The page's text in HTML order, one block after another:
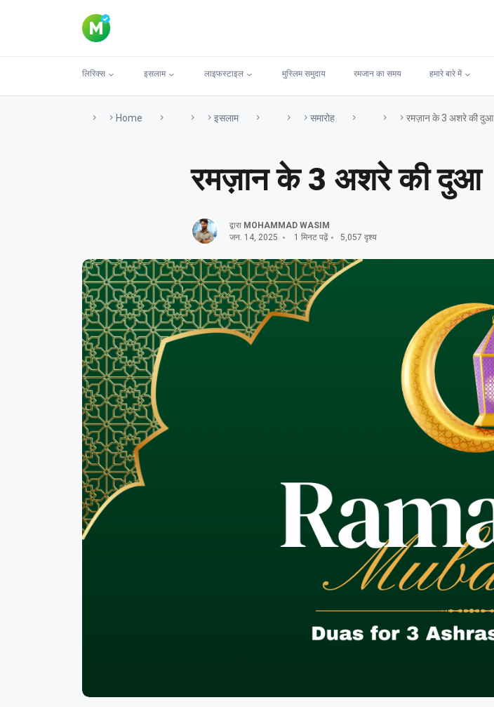
लिरिक्स इसलाम लाइफस्टाइल मुस्लिम समुदाय रमजान का समय हमारे बारे में
Home इसलाम समारोह रमज़ान के 3 अशरे की दुआ
रमज़ान के 3 अशरे की दुआ
द्वारा MOHAMMAD WASIM
जन. 14, 2025
1 मिनट पढ़ें 5,057 दृश्य